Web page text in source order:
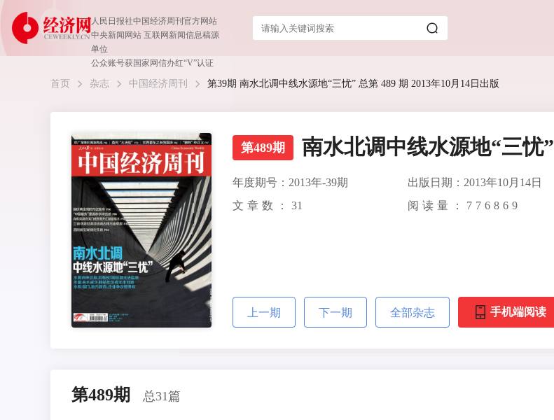
人民日报社中国经济周刊官方网站
中央新闻网站 互联网新闻信息稿源
单位
公众账号获国家网信办红“V”认证
首页 杂志 中国经济周刊 第39期 南水北调中线水源地“三忧” 总第 489 期 2013年10月14日出版
第489期 南水北调中线水源地“三忧”
年度期号：2013年-39期
出版日期：2013年10月14日
文章数： 31 阅读量： 776869
上一期 下一期 全部杂志 手机端阅读
第489期 总31篇